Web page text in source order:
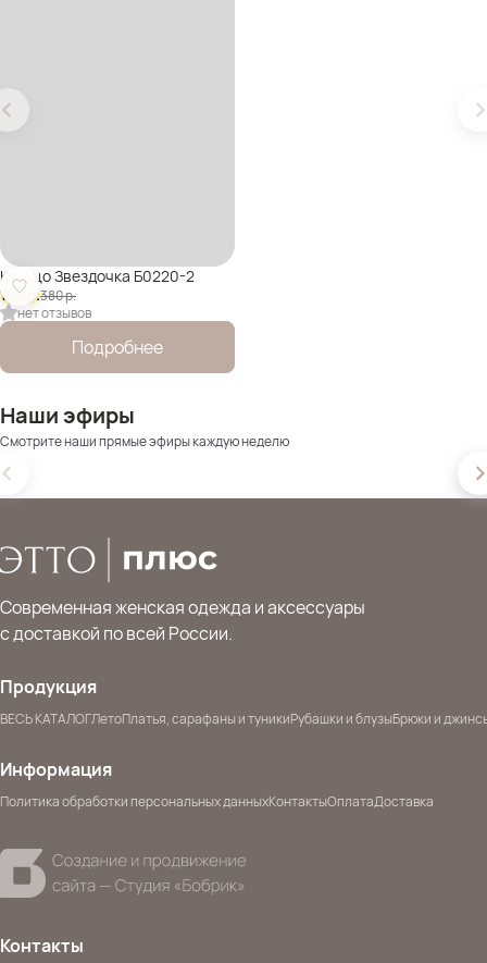
Кольцо Звездочка Б0220-2
190 р.380р.
нет отзывов
Подробнее
Наши эфиры
Смотрите наши прямые эфиры каждую неделю
Современная женская одежда и аксессуары
с доставкой по всей России.
Продукция
ВЕСЬ КАТАЛОГЛетоПлатья, сарафаны и туникиРубашки и блузыБрюки и
Информация
Политика обработки персональных данныхКонтактыОплатаДоставка
Контакты